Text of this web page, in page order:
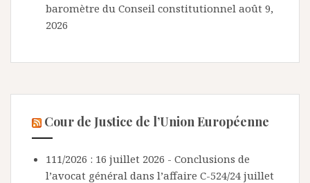
baromètre du Conseil constitutionnel août 9,
2026
Cour de Justice de l’Union Européenne
111/2026 : 16 juillet 2026 - Conclusions de
l’avocat général dans l’affaire C-524/24 juillet